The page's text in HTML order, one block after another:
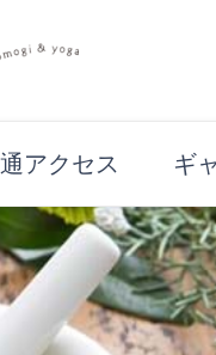
アクセス ギ